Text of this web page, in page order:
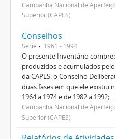
Campanha Nacional de
Superior (CAPES)
Conselhos
Serie 1961 - 1994
O presente Inventário
produzidos e acumulados
da CAPES: o Conselho
duas fases em que ele existiu
1964 a 1974 e de 1982 a 1992;...
Campanha Nacional de
Superior (CAPES)